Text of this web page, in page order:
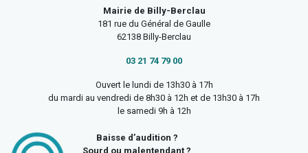
Mairie de Billy-Berclau
181 rue du Général de Gaulle
62138 Billy-Berclau
03 21 74 79 00
Ouvert le lundi de 13h30 à 17h
du mardi au vendredi de 8h30 à 12h et de 13h30 à 17h
le samedi 9h à 12h
Baisse d’audition ?
Sourd ou malentendant ?